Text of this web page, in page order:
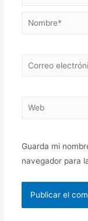
Guarda mi
navegador para